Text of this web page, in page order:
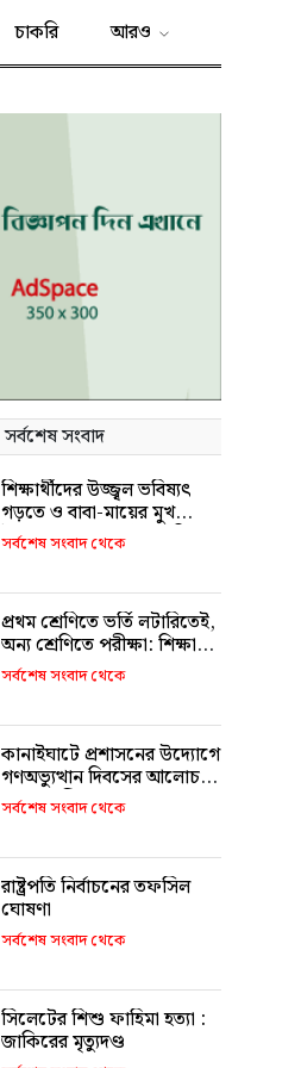
চাকরি আরও
সর্বশেষ সংবাদ
শিক্ষার্থীদের উজ্জ্বল ভবিষ্যৎ
গড়তে ও বাবা-মায়ের মুখ
উজ্জ্বল করতে কার্যকর ভূমিকা
রাখবে : কয়েস লোদী
সর্বশেষ সংবাদ থেকে
প্রথম শ্রেণিতে ভর্তি লটারিতেই,
অন্য শ্রেণিতে পরীক্ষা: শিক্ষা
মন্ত্রণালয়
সর্বশেষ সংবাদ থেকে
কানাইঘাটে প্রশাসনের উদ্যোগে
গণঅভ্যুত্থান দিবসের আলোচনা
সভা অনুষ্ঠিত
সর্বশেষ সংবাদ থেকে
রাষ্ট্রপতি নির্বাচনের তফসিল
ঘোষণা
সর্বশেষ সংবাদ থেকে
সিলেটের শিশু ফাহিমা হত্যা :
জাকিরের মৃত্যুদণ্ড